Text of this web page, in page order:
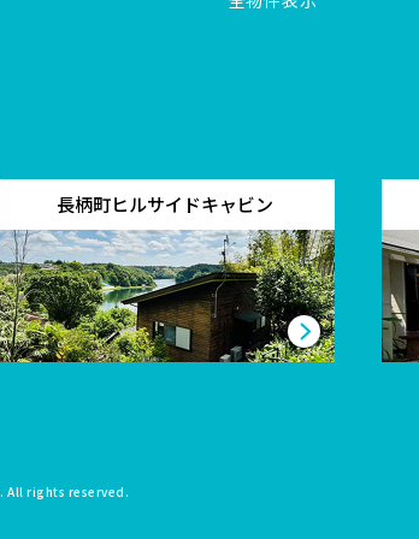
長柄町ヒルサイドキャビン
. All rights reserved.